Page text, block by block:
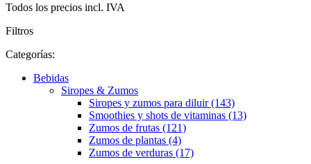
Todos los precios incl. IVA
Filtros
Categorías:
Bebidas
Siropes & Zumos
Siropes y zumos para diluir (143)
Smoothies y shots de vitaminas (13)
Zumos de frutas (121)
Zumos de plantas (4)
Zumos de verduras (17)